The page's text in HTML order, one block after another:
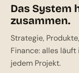
Das System
zusammen.
Strategie,
Finance: alles
jedem Projekt.